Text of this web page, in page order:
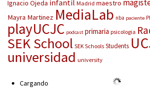
Ignacio Ojeda infantil Madrid maestro
Mayra Martinez MediaLab nba paciente
playUCJC podcast primaria psicologia
SEK School SEK Schools Students
universidad university
Cargando